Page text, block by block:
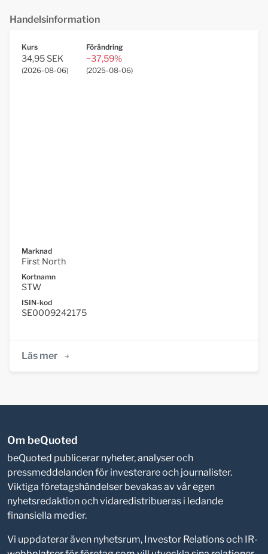
Handelsinformation
Kurs
34,95 SEK
(2026-08-06)
Förändring
−37,59%
(2025-08-06)
Marknad
First North
Kortnamn
STW
ISIN-kod
SE0009242175
Läs mer
Om beQuoted
beQuoted publicerar nyheter, analyser och
pressmeddelanden för investerare och journalister.
Viktiga företagshändelser bevakas av vår egen
nyhetsredaktion och vidaredistribueras i ledande
finansiella medier.
Vi uppdaterar även nyhetsrum, Investor Relations och IR-